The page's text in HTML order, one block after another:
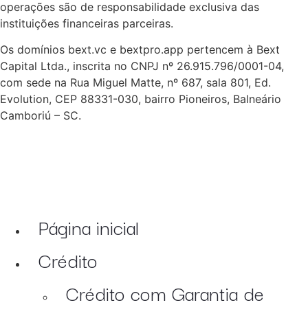
operações são de responsabilidade exclusiva das
instituições financeiras parceiras.
Os domínios bext.vc e bextpro.app pertencem à Bext
Capital Ltda., inscrita no CNPJ nº 26.915.796/0001-04,
com sede na Rua Miguel Matte, nº 687, sala 801, Ed.
Evolution, CEP 88331-030, bairro Pioneiros, Balneário
Camboriú – SC.
Página inicial
Crédito
Crédito com Garantia de